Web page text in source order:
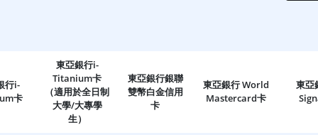
行i-
卡
東亞銀行i-
Titanium卡
（適用於全日制
大學/大專學
生）
東亞銀行銀聯
雙幣白金信用
卡
東亞銀行 World
Mastercard卡
東亞